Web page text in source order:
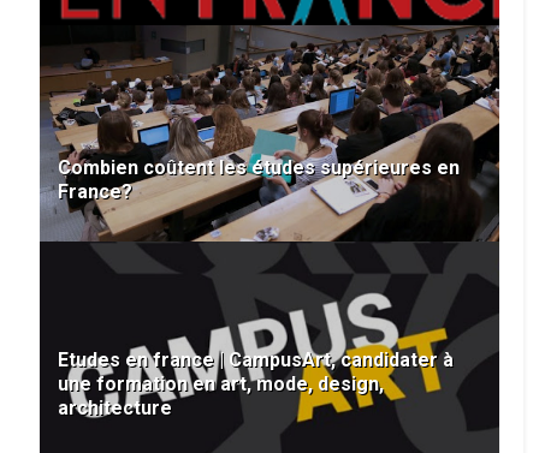
Combien coûtent les études supérieures en
France?
Etudes en france | CampusArt, candidater à
une formation en art, mode, design,
architecture